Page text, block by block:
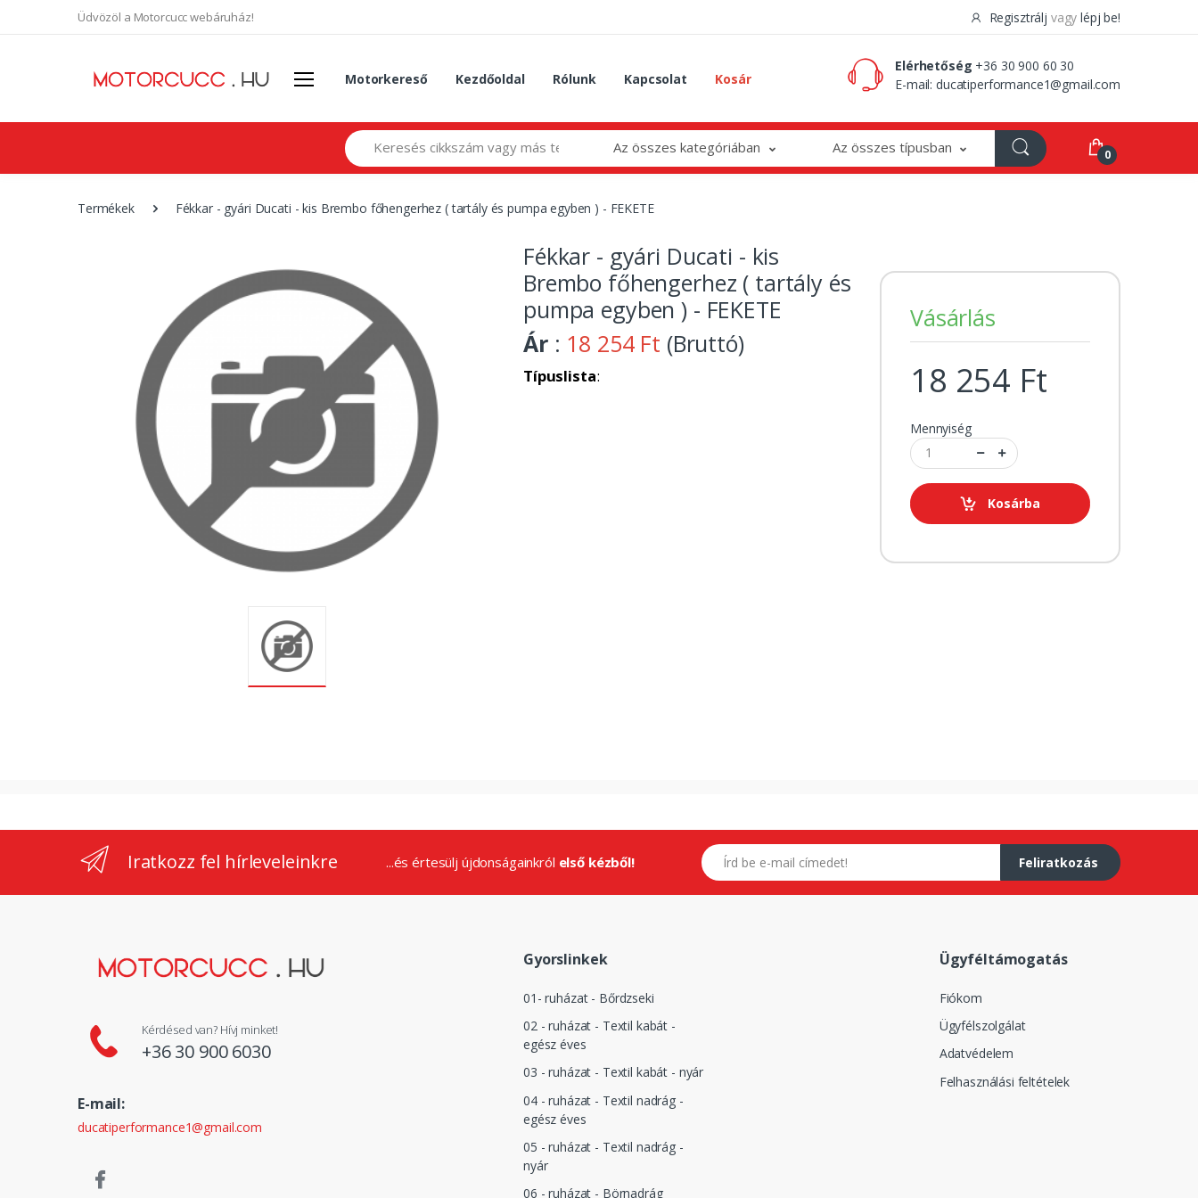
Üdvözöl a Motorcucc webáruház! Regisztrálj vagy lépj be!
Motorkereső Kezdőoldal Rólunk Kapcsolat Kosár
Elérhetőség +36 30 900 60 30
E-mail:ducatiperformance1@gmail.com
Search Az összes kategóriában Az összes típusban 0
Termékek Fékkar - gyári Ducati - kis Brembo főhengerhez ( tartály és pumpa egyben ) - FEKETE
Fékkar - gyári Ducati - kis
Brembo főhengerhez ( tartály és
pumpa egyben ) - FEKETE
Ár : 18 254 Ft (Bruttó)
Típuslista:
Vásárlás
18 254 Ft
Mennyiség
Kosárba
Iratkozz fel hírleveleinkre ...és értesülj újdonságainkról első kézből!
E-mail címed
Feliratkozás
Kérdésed van? Hívj minket!
+36 30 900 6030
E-mail:
ducatiperformance1@gmail.com
Gyorslinkek
01- ruházat - Bőrdzseki
02 - ruházat - Textil kabát -
egész éves
03 - ruházat - Textil kabát - nyár
04 - ruházat - Textil nadrág -
egész éves
05 - ruházat - Textil nadrág -
nyár
06 - ruházat - Börnadrág
Ügyféltámogatás
Fiókom
Ügyfélszolgálat
Adatvédelem
Felhasználási feltételek